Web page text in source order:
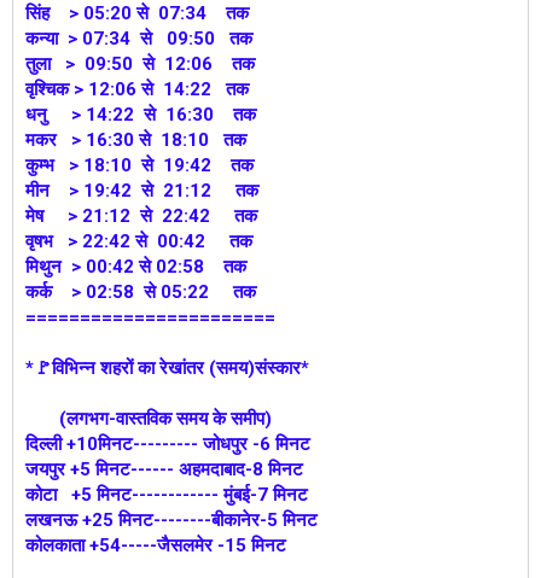
सिंह > 05:20 से 07:34 तक
कन्या > 07:34 से 09:50 तक
तुला > 09:50 से 12:06 तक
वृश्चिक > 12:06 से 14:22 तक
धनु > 14:22 से 16:30 तक
मकर > 16:30 से 18:10 तक
कुम्भ > 18:10 से 19:42 तक
मीन > 19:42 से 21:12 तक
मेष > 21:12 से 22:42 तक
वृषभ > 22:42 से 00:42 तक
मिथुन > 00:42 से 02:58 तक
कर्क > 02:58 से 05:22 तक
=======================
*🚩विभिन्न शहरों का रेखांतर (समय)संस्कार*
(लगभग-वास्तविक समय के समीप)
दिल्ली +10मिनट--------- जोधपुर -6 मिनट
जयपुर +5 मिनट------ अहमदाबाद-8 मिनट
कोटा +5 मिनट------------ मुंबई-7 मिनट
लखनऊ +25 मिनट--------बीकानेर-5 मिनट
कोलकाता +54-----जैसलमेर -15 मिनट